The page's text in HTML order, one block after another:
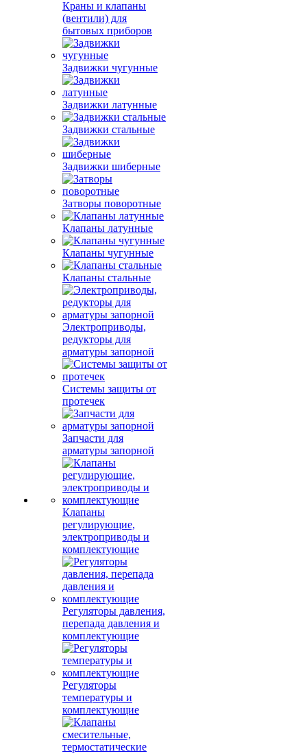
Краны и клапаны
(вентили) для
бытовых приборов
Задвижки чугунные
Задвижки латунные
Задвижки стальные
Задвижки шиберные
Затворы поворотные
Клапаны латунные
Клапаны чугунные
Клапаны стальные
Электроприводы,
редукторы для
арматуры запорной
Системы защиты от
протечек
Запчасти для
арматуры запорной
Клапаны
регулирующие,
электроприводы и
комплектующие
Регуляторы давления,
перепада давления и
комплектующие
Регуляторы
температуры и
комплектующие